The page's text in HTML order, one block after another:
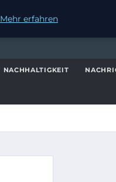
NACHHALTIGKEIT
Mehr erfahren